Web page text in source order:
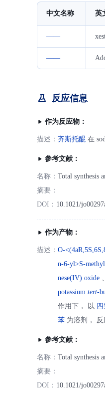
中文名称 英
——
——
反应信息
作为反应物：
描述： 齐斯托醌 在
参考文献：
名称： Total synthesis
摘要：
DOI： 10.1021/
作为产物：
描述： O-
n-6-yl>S-
nese(IV) oxide
potassium tert-
作用下， 以
苯 为溶剂， 反
参考文献：
名称： Total synthesis
摘要：
DOI： 10.1021/